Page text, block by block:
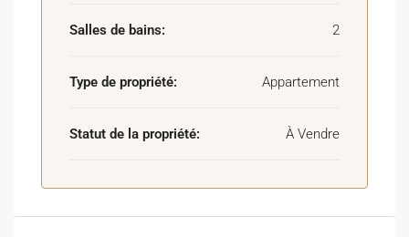
Salles de bains: 2
Type de propriété: Appartement
Statut de la propriété: À Vendre